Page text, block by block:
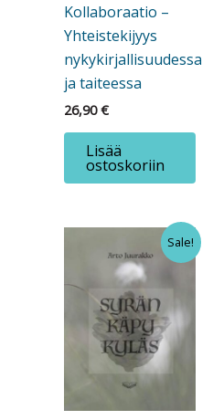
Kollaboraatio –
Yhteistekijyys
nykykirjallisuudessa
ja taiteessa
26,90€
Lisää
ostoskoriin
Sale!